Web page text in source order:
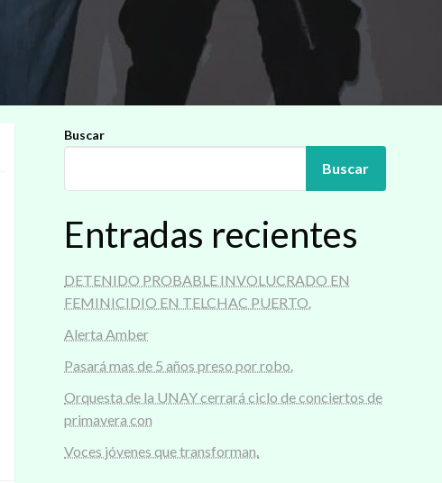
Buscar
Buscar
Entradas recientes
DETENIDO PROBABLE INVOLUCRADO EN
FEMINICIDIO EN TELCHAC PUERTO.
Alerta Amber
Pasará mas de 5 años preso por robo.
Orquesta de la UNAY cerrará ciclo de conciertos de
primavera con
Voces jóvenes que transforman.